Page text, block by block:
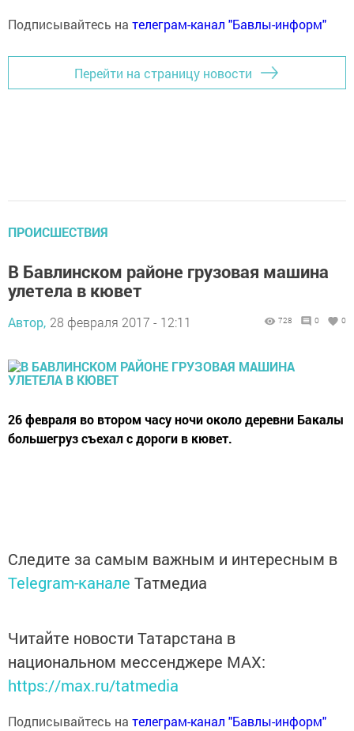
Подписывайтесь на телеграм-канал "Бавлы-информ"
Перейти на страницу новости
ПРОИСШЕСТВИЯ
В Бавлинском районе грузовая машина
улетела в кювет
Автор, 28 февраля 2017 - 12:11 728 0 0
26 февраля во втором часу ночи около деревни Бакалы
большегруз съехал с дороги в кювет.
Следите за самым важным и интересным в
Telegram-канале Татмедиа
Читайте новости Татарстана в
национальном мессенджере MАХ:
https://max.ru/tatmedia
Подписывайтесь на телеграм-канал "Бавлы-информ"